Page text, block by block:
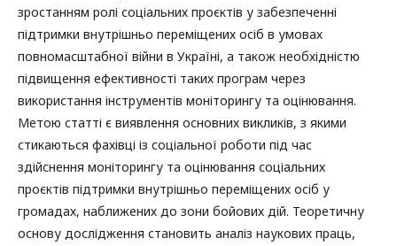
зростанням ролі соціальних проєктів у забезпеченні
підтримки внутрішньо переміщених осіб в умовах
повномасштабної війни в Україні, а також необхідністю
підвищення ефективності таких програм через
використання інструментів моніторингу та оцінювання.
Метою статті є виявлення основних викликів, з якими
стикаються фахівці із соціальної роботи під час
здійснення моніторингу та оцінювання соціальних
проєктів підтримки внутрішньо переміщених осіб у
громадах, наближених до зони бойових дій. Теоретичну
основу дослідження становить аналіз наукових праць,